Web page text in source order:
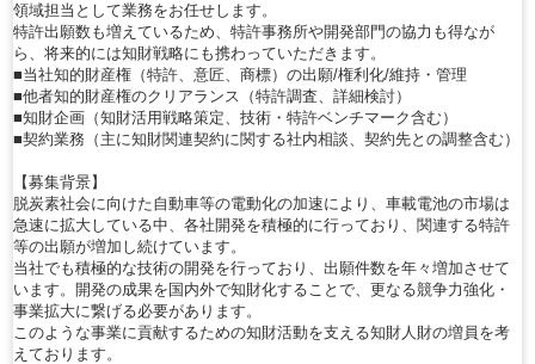
領域担当として業務をお任せします。
特許出願数も増えているため、特許事務所や開発部門の協力も得なが
ら、将来的には知財戦略にも携わっていただきます。
■当社知的財産権（特許、意匠、商標）の出願/権利化/維持・管理
■他者知的財産権のクリアランス（特許調査、詳細検討）
■知財企画（知財活用戦略策定、技術・特許ベンチマーク含む）
■契約業務（主に知財関連契約に関する社内相談、契約先との調整含む）
【募集背景】
脱炭素社会に向けた自動車等の電動化の加速により、車載電池の市場は
急速に拡大している中、各社開発を積極的に行っており、関連する特許
等の出願が増加し続けています。
当社でも積極的な技術の開発を行っており、出願件数を年々増加させて
います。開発の成果を国内外で知財化することで、更なる競争力強化・
事業拡大に繋げる必要があります。
このような事業に貢献するための知財活動を支える知財人財の増員を考
えております。